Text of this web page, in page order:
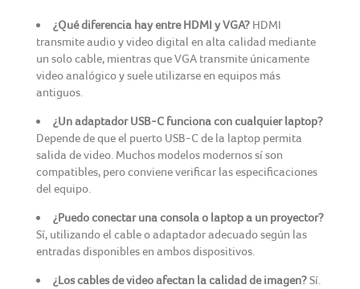
¿Qué diferencia hay entre HDMI y VGA?HDMI
transmite audio y video digital en alta calidad mediante
un solo cable, mientras que VGA transmite únicamente
video analógico y suele utilizarse en equipos más
antiguos.
¿Un adaptador USB-C funciona con cualquier laptop?
Depende de que el puerto USB-C de la laptop permita
salida de video. Muchos modelos modernos sí son
compatibles, pero conviene verificar las especificaciones
del equipo.
¿Puedo conectar una consola o laptop a un proyector?
Sí, utilizando el cable o adaptador adecuado según las
entradas disponibles en ambos dispositivos.
¿Los cables de video afectan la calidad de imagen?Sí.